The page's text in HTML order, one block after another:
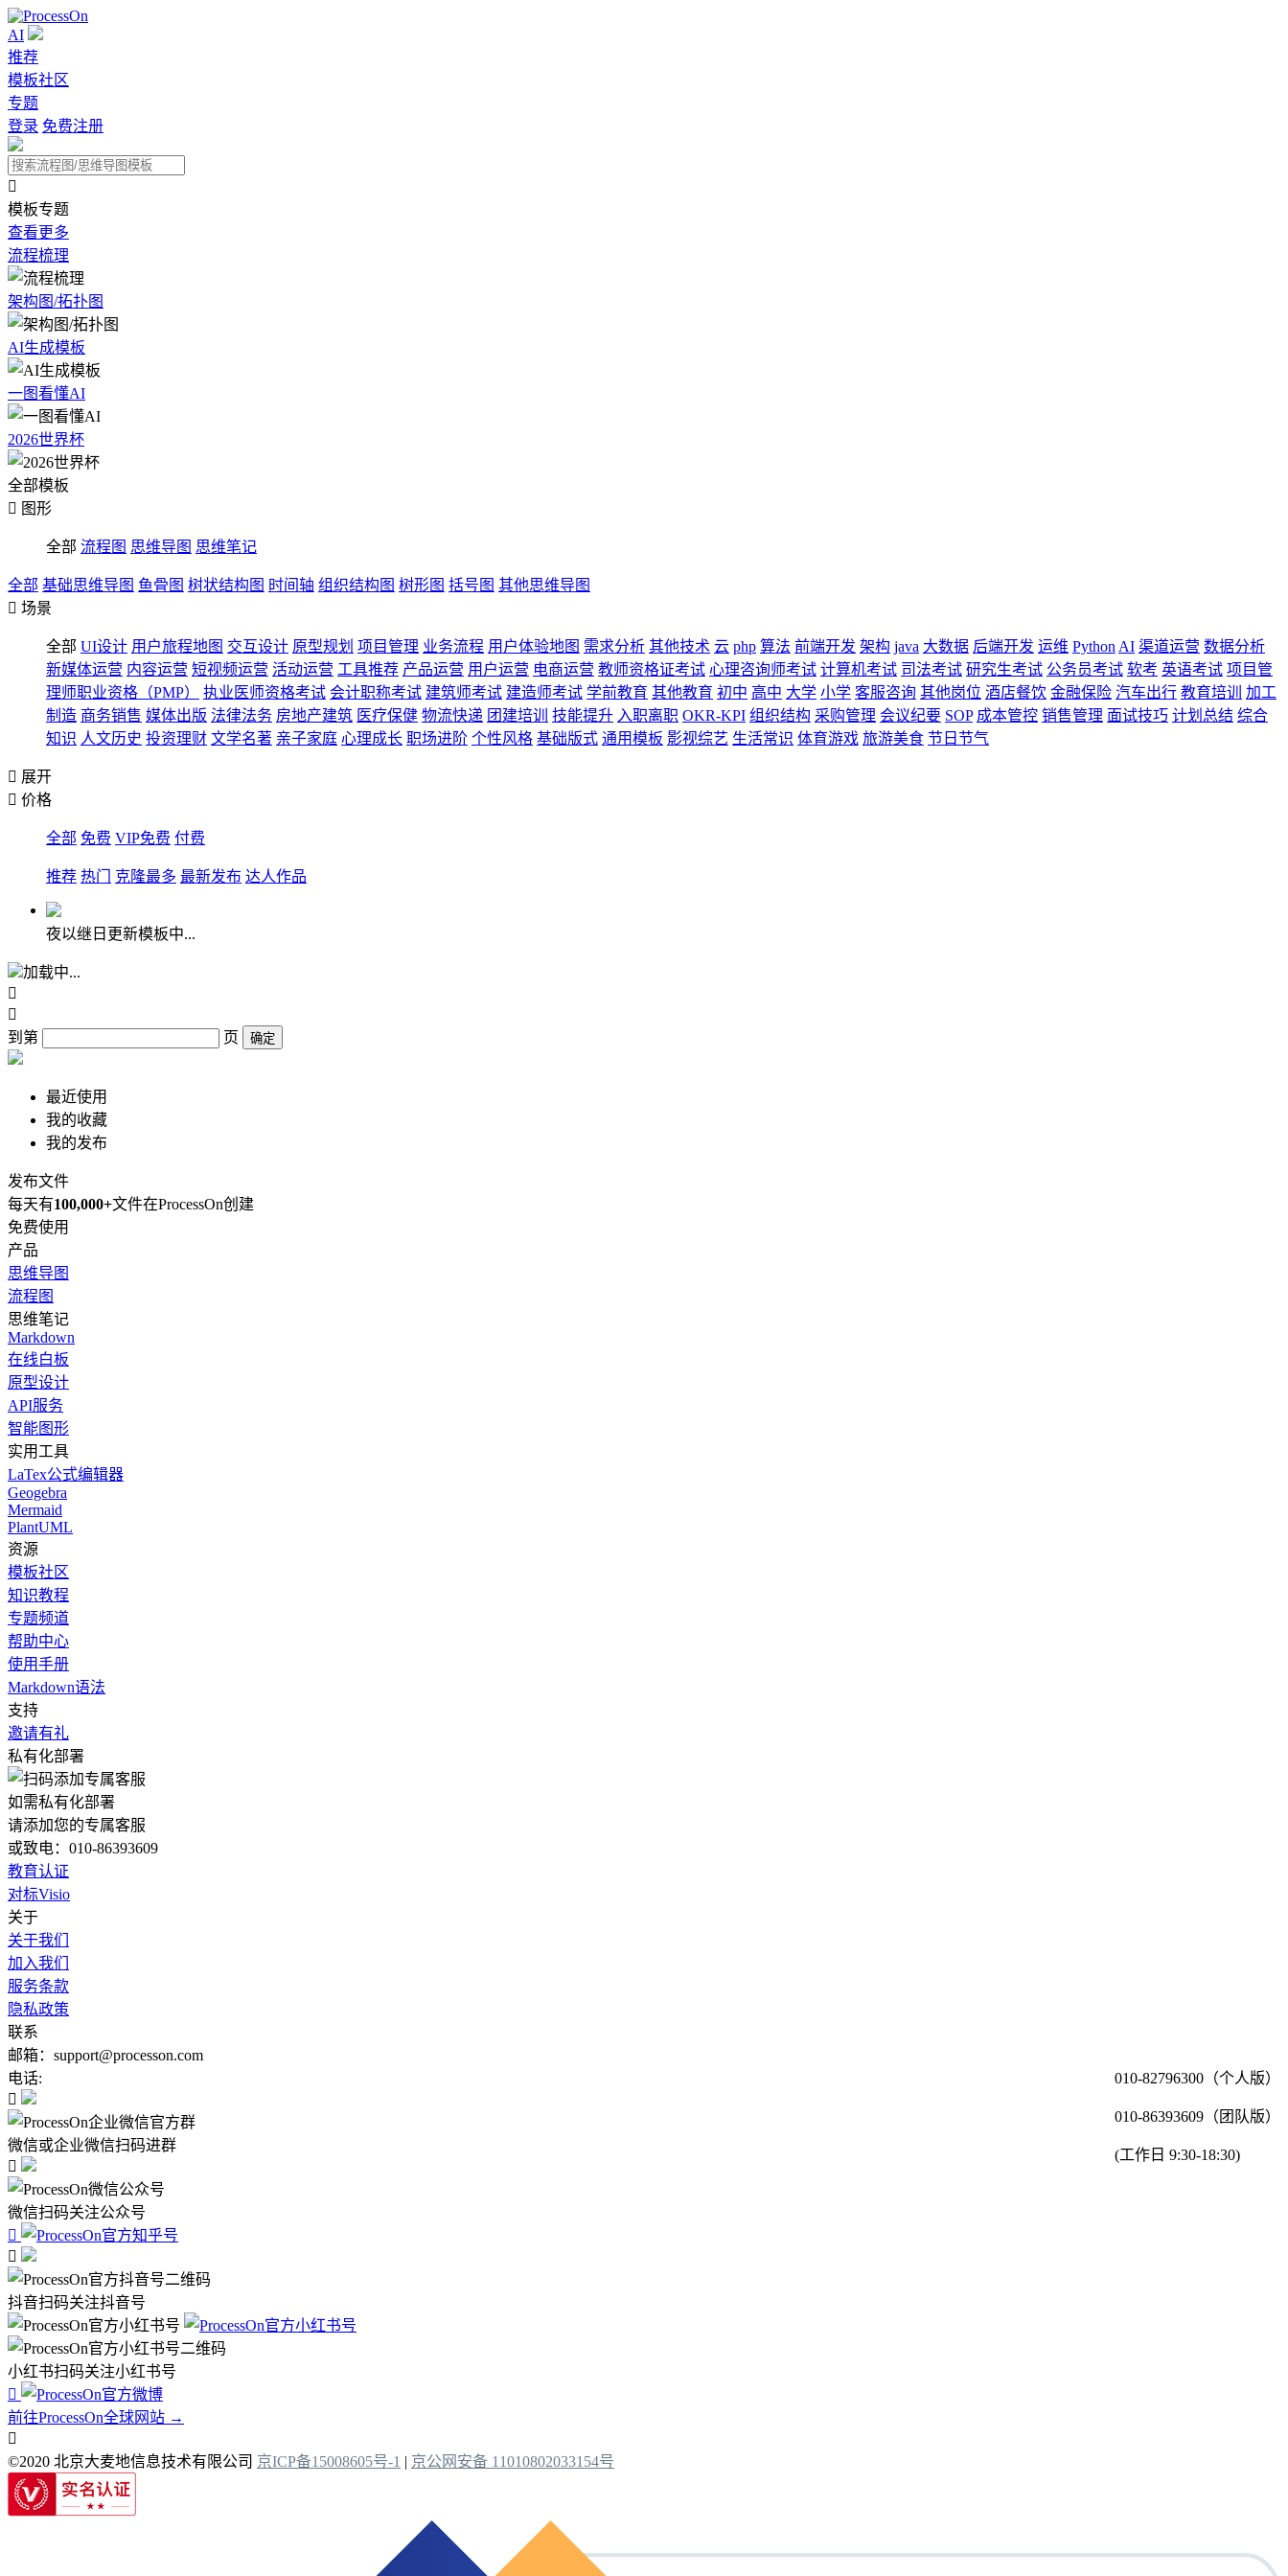
AI
推荐
模板社区
专题
登录 免费注册

模板专题
查看更多
流程梳理
架构图/拓扑图
AI生成模板
一图看懂AI
2026世界杯
全部模板
 图形
全部 流程图 思维导图 思维笔记
全部 基础思维导图 鱼骨图 树状结构图 时间轴 组织结构图 树形图 括号图 其他思维导图
 场景
全部 UI设计 用户旅程地图 交互设计 原型规划 项目管理 业务流程 用户体验地图 需求分析 其他技术 云 php 算法 前端开发 架构 java 大数据 后端开发 运维 Python AI 渠道运营 数据分析
新媒体运营 内容运营 短视频运营 活动运营 工具推荐 产品运营 用户运营 电商运营 教师资格证考试 心理咨询师考试 计算机考试 司法考试 研究生考试 公务员考试 软考 英语考试 项目管
理师职业资格（PMP）
执业医师资格考试 会计职称考试 建筑师考试 建造师考试 学前教育 其他教育 初中 高中 大学 小学 客服咨询 其他岗位 酒店餐饮 金融保险 汽车出行 教育培训
加工
制造 商务销售 媒体出版 法律法务 房地产建筑 医疗保健 物流快递 团建培训 技能提升 入职离职 OKR-KPI 组织结构 采购管理 会议纪要 SOP 成本管控 销售管理 面试技巧 计划总结 综合
知识 人文历史 投资理财 文学名著 亲子家庭 心理成长 职场进阶 个性风格 基础版式 通用模板 影视综艺 生活常识 体育游戏 旅游美食 节日节气
 展开
 价格
全部 免费 VIP免费 付费
推荐 热门 克隆最多 最新发布 达人作品
夜以继日更新模板中...
加载中...


到第
页 确定
最近使用
我的收藏
我的发布
发布文件
每天有100,000+文件在ProcessOn创建
免费使用
产品
思维导图
流程图
思维笔记
Markdown
在线白板
原型设计
API服务
智能图形
实用工具
LaTex公式编辑器
Geogebra
Mermaid
PlantUML
资源
模板社区
知识教程
专题频道
帮助中心
使用手册
Markdown语法
支持
邀请有礼
私有化部署
如需私有化部署
请添加您的专属客服
或致电：010-86393609
教育认证
对标Visio
关于
关于我们
加入我们
服务条款
隐私政策
联系
邮箱：support@processon.com
电话:
010-82796300（个人版）
010-86393609（团队版）
(工作日 9:30-18:30)

微信或企业微信扫码进群

微信扫码关注公众号


抖音扫码关注抖音号
小红书扫码关注小红书号

前往ProcessOn全球网站 →

©2020 北京大麦地信息技术有限公司 京ICP备15008605号-1 | 京公网安备 11010802033154号